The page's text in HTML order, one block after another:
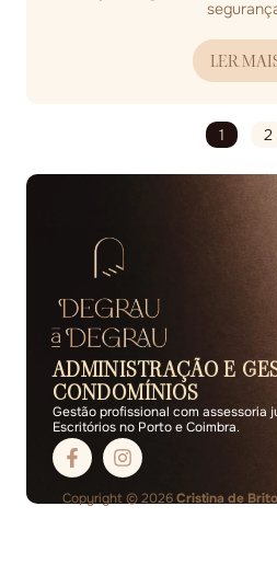
LER
1 2
ADMINISTRAÇÃO E
CONDOMÍNIOS
Gestão profissional com assessoria
Escritórios no Porto e Coimbra.
Copyright © 2026Cristina de Brito